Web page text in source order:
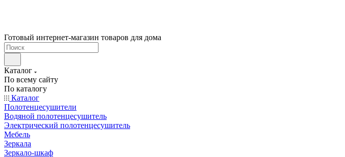
Готовый интернет-магазин товаров для дома
Каталог
По всему сайту
По каталогу
Каталог
Полотенцесушители
Водяной полотенцесушитель
Электрический полотенцесушитель
Мебель
Зеркала
Зеркало-шкаф